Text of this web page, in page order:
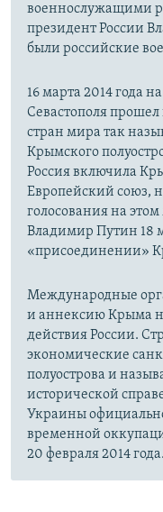
военнослужащими
президент России
были российские
16 марта 2014 года
Севастополя
стран мира так
Крымского
Россия включила
Европейский союз,
голосования на
Владимир Путин 18
«присоединении»
Международные
и аннексию Крыма
действия России.
экономические
полуострова и
исторической
Украины
временной
20 февраля 2014 года.